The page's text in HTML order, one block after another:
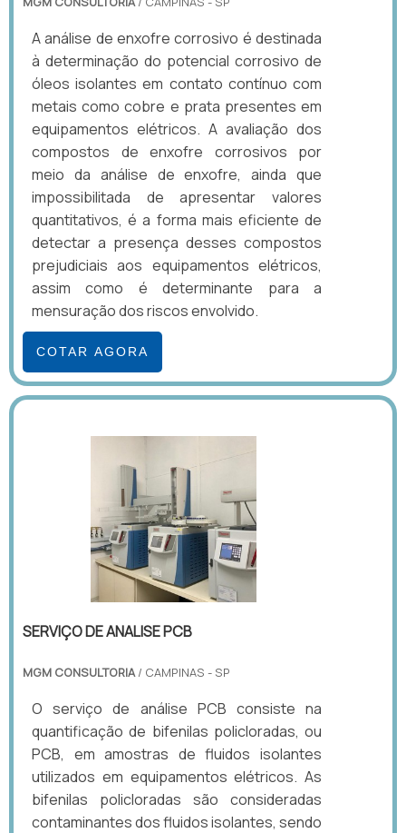
A análise de enxofre corrosivo é destinada
à determinação do potencial corrosivo de
óleos isolantes em contato contínuo com
metais como cobre e prata presentes em
equipamentos elétricos. A avaliação dos
compostos de enxofre corrosivos por
meio da análise de enxofre, ainda que
impossibilitada de apresentar valores
quantitativos, é a forma mais eficiente de
detectar a presença desses compostos
prejudiciais aos equipamentos elétricos,
assim como é determinante para a
mensuração dos riscos envolvido.
COTAR AGORA
SERVIÇO DE ANALISE PCB
MGM CONSULTORIA/ CAMPINAS - SP
O serviço de análise PCB consiste na
quantificação de bifenilas policloradas, ou
PCB, em amostras de fluidos isolantes
utilizados em equipamentos elétricos. As
bifenilas policloradas são consideradas
contaminantes dos fluidos isolantes, sendo